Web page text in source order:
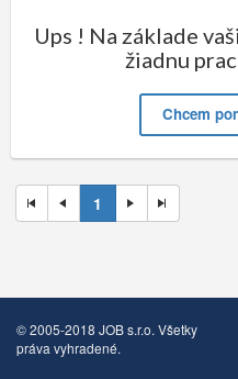
Ups ! Na základe
žiadnu
Chcem
1
© 2005-2018 JOB s.r.o. Všetky
práva vyhradené.